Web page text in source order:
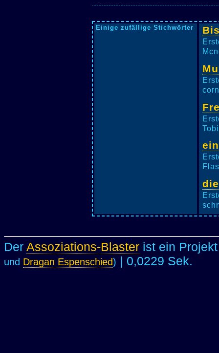
Einige zufällige Stichwörter
Der Assoziations-Blaster ist ein
und Dragan Espenschied) | 0,0229 Sek.